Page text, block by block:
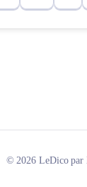
© 2026 LeDico par